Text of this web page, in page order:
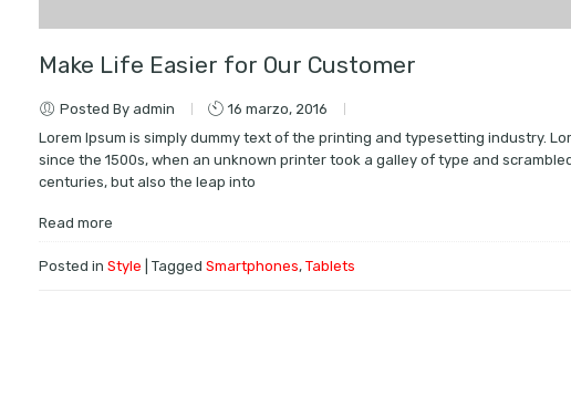
Make Life Easier for Our Customer
Posted By admin
16 marzo, 2016
Lorem Ipsum is simply dummy text of the printing and typesetting industry.
since the 1500s, when an unknown printer took a galley of type and
centuries, but also the leap into
Read more
Posted in Style Tagged Smartphones, Tablets